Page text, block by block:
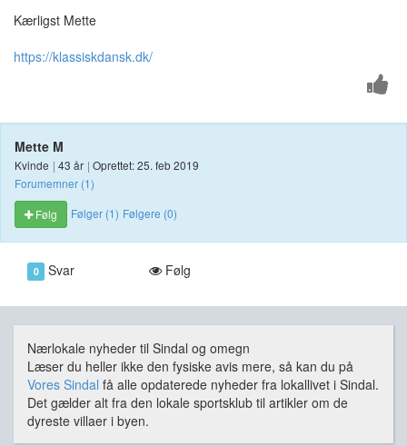
Kærligst Mette
https://klassiskdansk.dk/
Mette M
Kvinde | 43 år | Oprettet: 25. feb 2019
Forumemner (1)
Følg
Følger (1) Følgere (0)
0 Svar Følg
Nærlokale nyheder til Sindal og omegn
Læser du heller ikke den fysiske avis mere, så kan du på
Vores Sindal få alle opdaterede nyheder fra lokallivet i Sindal.
Det gælder alt fra den lokale sportsklub til artikler om de
dyreste villaer i byen.